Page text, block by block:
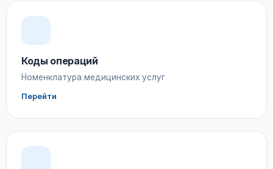
Коды операций
Номенклатура медицинских услуг
Перейти